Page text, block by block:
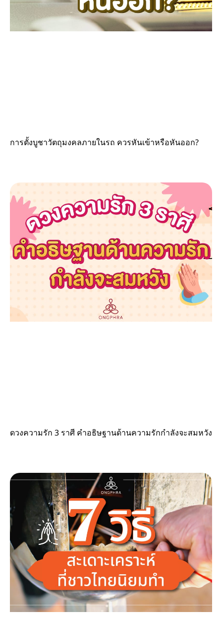
การตั้งบูชาวัตถุมงคลภายในรถ ควรหันเข้าหรือหันออก?
ดวงความรัก 3 ราศี คำอธิษฐานด้านความรักกำลังจะสมหวัง